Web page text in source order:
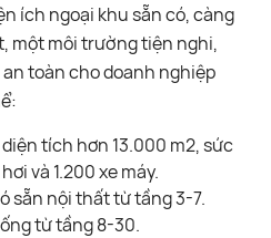
ích ngoại khu sẵn có, càng
một môi trường tiện nghi,
toàn cho doanh nghiệp
tích hơn 13.000 m2, sức
và 1.200 xe máy.
sẵn nội thất từ tầng 3-7.
từ tầng 8-30.